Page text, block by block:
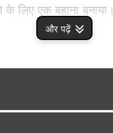
और पढ़ें
के लिए एक बहाना बनाया।